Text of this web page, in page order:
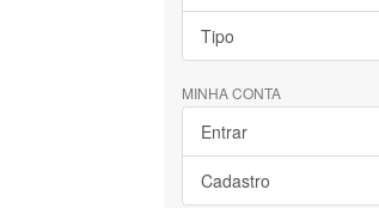
Tipo
MINHA CONTA
Entrar
Cadastro